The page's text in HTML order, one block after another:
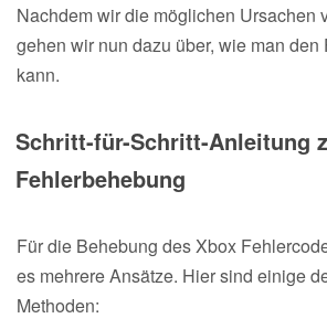
Nachdem wir die möglichen Ursachen
gehen wir nun dazu über, wie man den
kann.
Schritt-für-Schritt-Anleitung
Fehlerbehebung
Für die Behebung des Xbox
es mehrere Ansätze. Hier sind einige
Methoden: